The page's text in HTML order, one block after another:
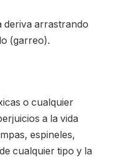
deriva arrastrando
(garreo).
o cualquier
a la vida
espineles,
cualquier tipo y la